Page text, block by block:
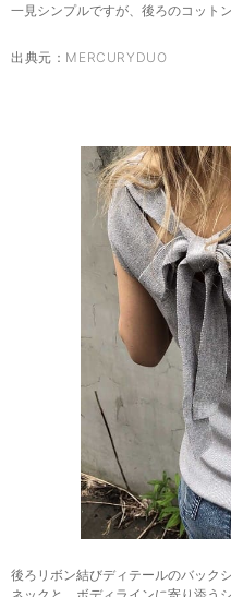
一見シンプルですが、後ろのコット
出典元： MERCURYDUO
後ろリボン結びディテールのバック